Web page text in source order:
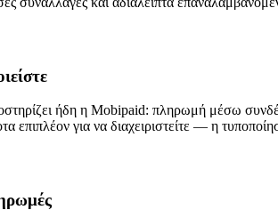
ήδη η Mobipaid: πληρωμή μέσω
επιπλέον για να διαχειριστείτε — η